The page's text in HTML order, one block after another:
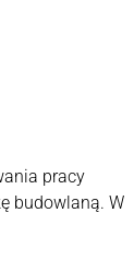
pracy
budowlaną. W